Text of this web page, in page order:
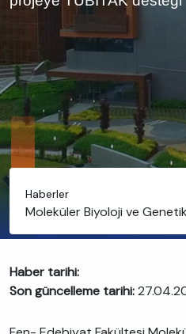
Haberler
Moleküler Biyoloji ve Genetik
projeye TÜBİTAK desteği
Haber tarihi:
Son güncelleme tarihi: